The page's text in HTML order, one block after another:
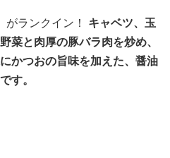
ランクイン！ キャベツ、玉
菜と肉厚の豚バラ肉を炒め、
かつおの旨味を加えた、醤油
す。